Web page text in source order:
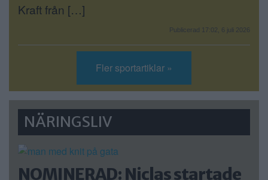
Kraft från […]
Publicerad 17:02, 6 juli 2026
Fler sportartiklar »
NÄRINGSLIV
NOMINERAD: Niclas startade